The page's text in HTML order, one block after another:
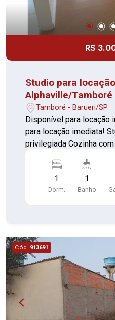
R$
Studio para
Alphaville/Tamboré
Tamboré - Barueri/SP
Disponível para locação
para locação imediata!
privilegiada Cozinha com armários, geladeira e
box de vidro 01 Vaga de garagem
portaria 24 horas,
salão de festas, gás
1
Dorm.
1
Banho
Cód. 913691